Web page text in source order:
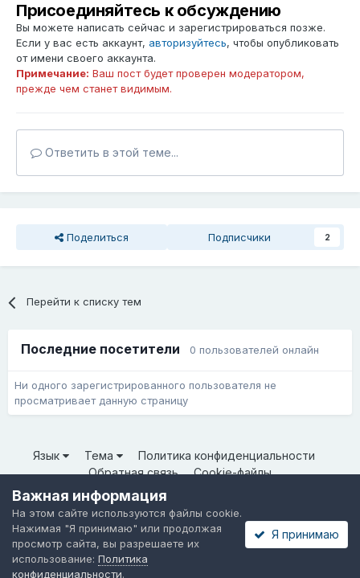
Присоединяйтесь к обсуждению
Вы можете написать сейчас и зарегистрироваться позже.
Если у вас есть аккаунт, авторизуйтесь, чтобы опубликовать
от имени своего аккаунта.
Примечание: Ваш пост будет проверен модератором,
прежде чем станет видимым.
Ответить в этой теме...
Поделиться Подписчики 2
Перейти к списку тем
Последние посетители 0 пользователей онлайн
Ни одного зарегистрированного пользователя не
просматривает данную страницу
Язык Тема
Политика конфиденциальности
Обратная связь
Cookie-файлы
© ООО «Неткрейз» 2025
Powered by Invision Community
Важная информация
На этом сайте используются файлы cookie.
Нажимая "Я принимаю" или продолжая
просмотр сайта, вы разрешаете их
использование: Политика
конфиденциальности.
Я принимаю